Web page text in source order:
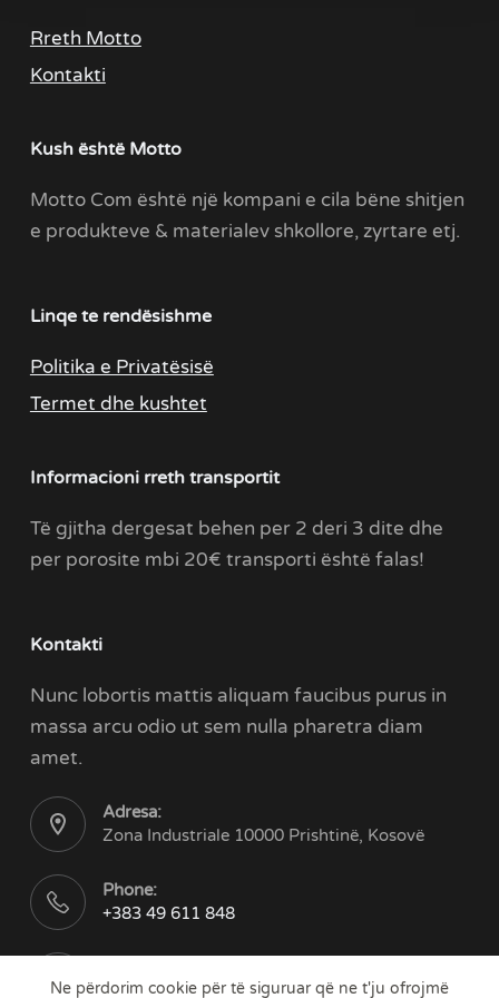
Ne përdorim cookie për të siguruar që ne t'ju ofrojmë
Rreth Motto
Kontakti
Kush është Motto
Motto Com është një kompani e cila bëne shitjen
e produkteve & materialev shkollore, zyrtare etj.
Linqe te rendësishme
Politika e Privatësisë
Termet dhe kushtet
Informacioni rreth transportit
Të gjitha dergesat behen per 2 deri 3 dite dhe
per porosite mbi 20€ transporti është falas!
Kontakti
Nunc lobortis mattis aliquam faucibus purus in
massa arcu odio ut sem nulla pharetra diam
amet.
Adresa:
Zona Industriale 10000 Prishtinë, Kosovë
Phone:
+383 49 611 848
contact@motto-ks.com